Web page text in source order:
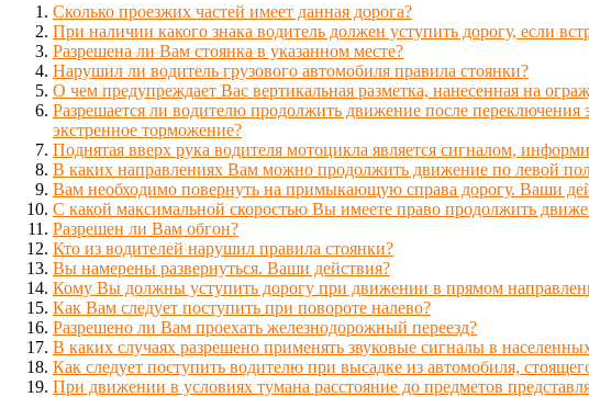
Сколько проезжих частей имеет данная дорога?
При наличии какого знака водитель должен уступить дорогу, если
Разрешена ли Вам стоянка в указанном месте?
Нарушил ли водитель грузового автомобиля правила стоянки?
О чем предупреждает Вас вертикальная разметка, нанесенная на
Разрешается ли водителю продолжить движение после переключения
экстренное торможение?
Поднятая вверх рука водителя мотоцикла является сигналом,
В каких направлениях Вам можно продолжить движение по левой
Вам необходимо повернуть на примыкающую справа дорогу. Ваши
С какой максимальной скоростью Вы имеете право продолжить
Разрешен ли Вам обгон?
Кто из водителей нарушил правила стоянки?
Вы намерены развернуться. Ваши действия?
Кому Вы должны уступить дорогу при движении в прямом
Как Вам следует поступить при повороте налево?
Разрешено ли Вам проехать железнодорожный переезд?
В каких случаях разрешено применять звуковые сигналы в
Как следует поступить водителю при высадке из автомобиля,
При движении в условиях тумана расстояние до предметов